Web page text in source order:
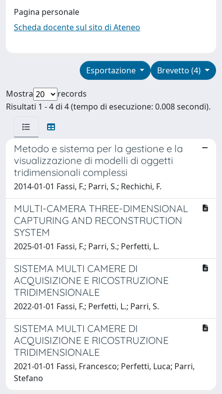
Pagina personale
Scheda docente sul sito di Ateneo
Brevetto (4)
Esportazione
Mostra
records
Risultati 1 - 4 di 4 (tempo di esecuzione: 0.008 secondi).
Metodo e sistema per la gestione e la
visualizzazione di modelli di oggetti
tridimensionali complessi
2014-01-01 Fassi, F.; Parri, S.; Rechichi, F.
MULTI-CAMERA THREE-DIMENSIONAL
CAPTURING AND RECONSTRUCTION
SYSTEM
2025-01-01 Fassi, F.; Parri, S.; Perfetti, L.
SISTEMA MULTI CAMERE DI
ACQUISIZIONE E RICOSTRUZIONE
TRIDIMENSIONALE
2022-01-01 Fassi, F.; Perfetti, L.; Parri, S.
SISTEMA MULTI CAMERE DI
ACQUISIZIONE E RICOSTRUZIONE
TRIDIMENSIONALE
2021-01-01 Fassi, Francesco; Perfetti, Luca; Parri,
Stefano